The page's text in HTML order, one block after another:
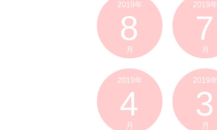
2019年
8
月
2019
7
月
2019年
4
月
2019
3
月